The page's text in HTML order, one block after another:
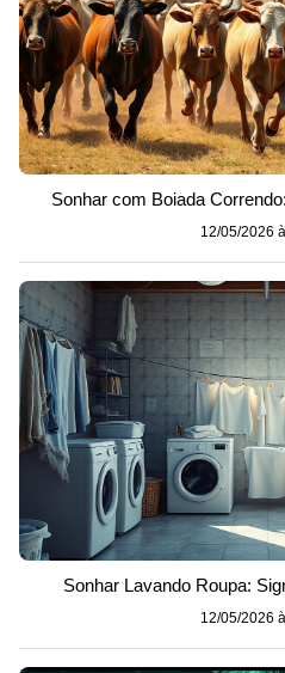
Sonhar com Boiada
12/05/2026
Sonhar Lavando Roupa:
12/05/2026